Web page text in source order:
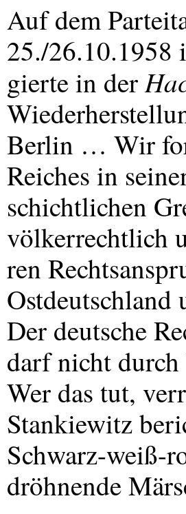
Auf dem
25./26.10.1958
gierte in der
Berlin … Wir
Reiches in
schichtlichen
völkerrechtlich
ren
Ostdeutschland
Der deutsche
darf nicht durch
Wer das tut,
Stankiewitz
Schwarz-weiß-
dröhnende